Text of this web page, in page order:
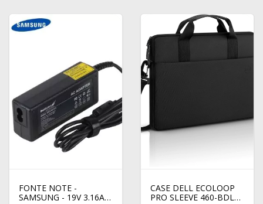
FONTE NOTE -
SAMSUNG - 19V 3.16A
CASE DELL ECOLOOP
PRO SLEEVE 460-BDLL